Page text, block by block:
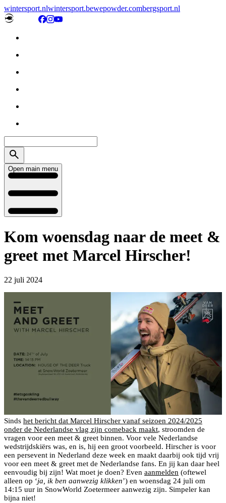
wintersport.nlwintersport.bewepowder.combergsport.nl
Open main menu
Kom woensdag naar de meet &
greet met Marcel Hirscher!
22 juli 2024
Sinds het bericht dat Marcel Hirscher vanaf seizoen 2024/2025
onder de Nederlandse vlag zijn comeback maakt, stroomden de
vragen voor een meet & greet binnen. Voor vele Nederlandse
wedstrijdskiërs was, en is, hij een groot voorbeeld. Hirscher is voor
een persevent in Nederland deze week en maakt daarbij ook tijd vrij
voor een meet & greet met de Nederlandse fans. En jij kan daar heel
eenvoudig bij zijn! Wat moet je doen? Even aanmelden (oftewel
alleen op ‘ja, ik ben aanwezig klikken’) en woensdag 24 juli om
14:15 uur in SnowWorld Zoetermeer aanwezig zijn. Simpeler kan
bijna niet!